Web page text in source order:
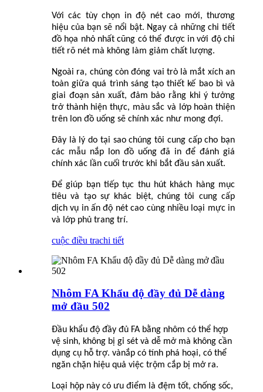
Với các tùy chọn in độ nét cao mới, thương
hiệu của bạn sẽ nổi bật. Ngay cả những chi tiết
đồ họa nhỏ nhất cũng có thể được in với độ chi
tiết rõ nét mà không làm giảm chất lượng.
Ngoài ra, chúng còn đóng vai trò là mắt xích an
toàn giữa quá trình sáng tạo thiết kế bao bì và
giai đoạn sản xuất, đảm bảo rằng khi ý tưởng
trở thành hiện thực, màu sắc và lớp hoàn thiện
trên lon đồ uống sẽ chính xác như mong đợi.
Đây là lý do tại sao chúng tôi cung cấp cho bạn
các mẫu nắp lon đồ uống đã in để đánh giá
chính xác lần cuối trước khi bắt đầu sản xuất.
Để giúp bạn tiếp tục thu hút khách hàng mục
tiêu và tạo sự khác biệt, chúng tôi cung cấp
dịch vụ in ấn độ nét cao cùng nhiều loại mực in
và lớp phủ trang trí.
cuộc điều trachi tiết
Nhôm FA Khẩu độ đầy đủ Dễ dàng
mở đầu 502
Đầu khẩu độ đầy đủ FA bằng nhôm có thể hợp
vệ sinh, không bị gỉ sét và dễ mở mà không cần
dụng cụ hỗ trợ. vànắp có tính phá hoại, có thể
ngăn chặn hiệu quả việc trộm cắp bị mở ra.
Loại hộp này có ưu điểm là đệm tốt, chống sốc,